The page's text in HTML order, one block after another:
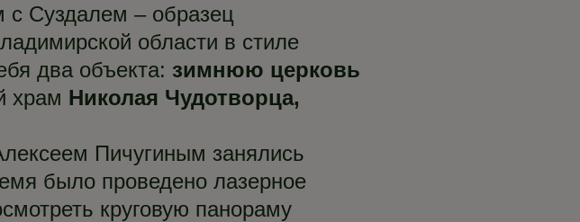
с Суздалем – образец
области в стиле
два объекта: зимнюю церковь
храм Николая Чудотворца,
Пичугиным занялись
было проведено лазерное
круговую панораму